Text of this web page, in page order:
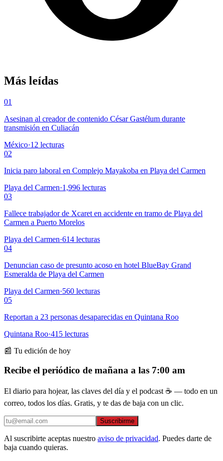
Más leídas
01
Asesinan al creador de contenido César Gastélum durante
transmisión en Culiacán
México·12 lecturas
02
Inicia paro laboral en Complejo Mayakoba en Playa del Carmen
Playa del Carmen·1,996 lecturas
03
Fallece trabajador de Xcaret en accidente en tramo de Playa del
Carmen a Puerto Morelos
Playa del Carmen·614 lecturas
04
Denuncian caso de presunto acoso en hotel BlueBay Grand
Esmeralda de Playa del Carmen
Playa del Carmen·560 lecturas
05
Reportan a 23 personas desaparecidas en Quintana Roo
Quintana Roo·415 lecturas
📰 Tu edición de hoy
Recibe el periódico de mañana a las 7:00 am
El diario para hojear, las claves del día y el podcast ☕ — todo en un
correo, todos los días. Gratis, y te das de baja con un clic.
Suscribirme
Al suscribirte aceptas nuestro aviso de privacidad. Puedes darte de
baja cuando quieras.